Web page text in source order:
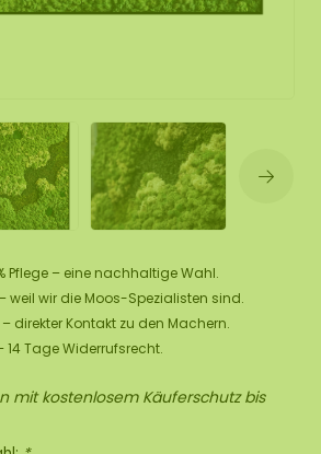
Pflege – eine nachhaltige Wahl.
weil wir die Moos-Spezialisten sind.
direkter Kontakt zu den Machern.
14 Tage Widerrufsrecht.
mit kostenlosem Käuferschutz bis